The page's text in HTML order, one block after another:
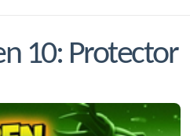
10: Protector